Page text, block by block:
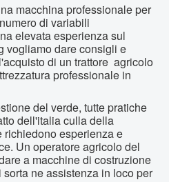
macchina professionale per
di variabili
elevata esperienza sul
vogliamo dare consigli e
di un trattore agricolo
professionale in
del verde, tutte pratiche
dell'italia culla della
esperienza e
Un operatore agricolo del
a macchine di costruzione
ne assistenza in loco per